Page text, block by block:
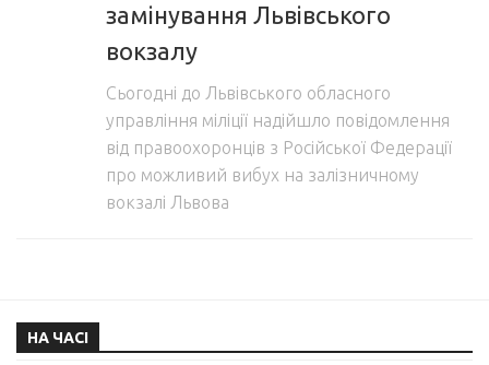
замінування Львівського
вокзалу
Сьогодні до Львівського обласного
управління міліції надійшло повідомлення
від правоохоронців з Російської Федерації
про можливий вибух на залізничному
вокзалі Львова
НА ЧАСІ